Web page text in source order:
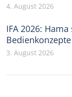
4. August 2026
IFA 2026:
3. August 2026